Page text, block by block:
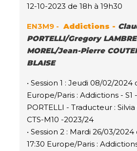
12-10-2023 de 18h à 19h30
EN3M9 - Addictions -
PORTELLI/Gregory
MOREL/Jean-Pierre
BLAISE
• Session 1 : Jeudi 08/02/2024
Europe/Paris : Addictions - S1
PORTELLI - Traducteur : Silvia
CTS-M10 -2023/24
• Session 2 : Mardi 26/03/2024
17:30 Europe/Paris :